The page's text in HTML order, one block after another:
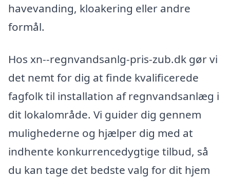
havevanding, kloakering eller andre
formål.
Hos xn--regnvandsanlg-pris-zub.dk gør vi
det nemt for dig at finde kvalificerede
fagfolk til installation af regnvandsanlæg i
dit lokalområde. Vi guider dig gennem
mulighederne og hjælper dig med at
indhente konkurrencedygtige tilbud, så
du kan tage det bedste valg for dit hjem